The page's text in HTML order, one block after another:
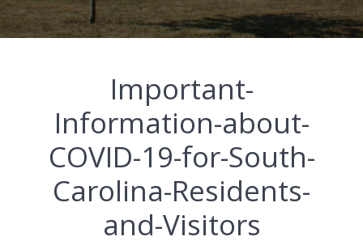
Important-
Information-about-
COVID-19-for-South-
Carolina-Residents-
and-Visitors